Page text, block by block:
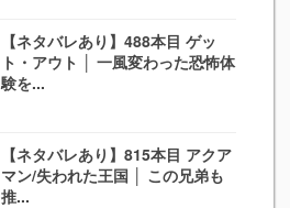
【ネタバレあり】488本目 ゲッ
ト・アウト │ 一風変わった恐怖体
験を...
【ネタバレあり】815本目 アクア
マン/失われた王国 │ この兄弟も
推...